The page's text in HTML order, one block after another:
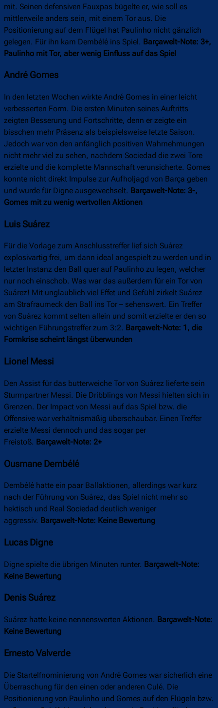
mit. Seinen defensiven Fauxpas bügelte er, wie soll es
mittlerweile anders sein, mit einem Tor aus. Die
Positionierung auf dem Flügel hat Paulinho nicht gänzlich
gelegen. Für ihn kam Dembélé ins Spiel. Barçawelt-Note: 3+,
Paulinho mit Tor, aber wenig Einfluss auf das Spiel
André Gomes
In den letzten Wochen wirkte André Gomes in einer leicht
verbesserten Form. Die ersten Minuten seines Auftritts
zeigten Besserung und Fortschritte, denn er zeigte ein
bisschen mehr Präsenz als beispielsweise letzte Saison.
Jedoch war von den anfänglich positiven Wahrnehmungen
nicht mehr viel zu sehen, nachdem Sociedad die zwei Tore
erzielte und die komplette Mannschaft verunsicherte. Gomes
konnte nicht direkt Impulse zur Aufholjagd von Barça geben
und wurde für Digne ausgewechselt. Barçawelt-Note: 3-,
Gomes mit zu wenig wertvollen Aktionen
Luis Suárez
Für die Vorlage zum Anschlusstreffer lief sich Suárez
explosivartig frei, um dann ideal angespielt zu werden und in
letzter Instanz den Ball quer auf Paulinho zu legen, welcher
nur noch einschob. Was war das außerdem für ein Tor von
Suárez! Mit unglaublich viel Effet und Gefühl zirkelt Suárez
am Strafraumeck den Ball ins Tor – sehenswert. Ein Treffer
von Suárez kommt selten allein und somit erzielte er den so
wichtigen Führungstreffer zum 3:2. Barçawelt-Note: 1, die
Formkrise scheint längst überwunden
Lionel Messi
Den Assist für das butterweiche Tor von Suárez lieferte sein
Sturmpartner Messi. Die Dribblings von Messi hielten sich in
Grenzen. Der Impact von Messi auf das Spiel bzw. die
Offensive war verhältnismäßig überschaubar. Einen Treffer
erzielte Messi dennoch und das sogar per
Freistoß. Barçawelt-Note: 2+
Ousmane Dembélé
Dembélé hatte ein paar Ballaktionen, allerdings war kurz
nach der Führung von Suárez, das Spiel nicht mehr so
hektisch und Real Sociedad deutlich weniger
aggressiv. Barçawelt-Note: Keine Bewertung
Lucas Digne
Digne spielte die übrigen Minuten runter. Barçawelt-Note:
Keine Bewertung
Denis Suárez
Suárez hatte keine nennenswerten Aktionen. Barçawelt-Note:
Keine Bewertung
Ernesto Valverde
Die Startelfnominierung von André Gomes war sicherlich eine
Überraschung für den einen oder anderen Culé. Die
Positionierung von Paulinho und Gomes auf den Flügeln bzw.